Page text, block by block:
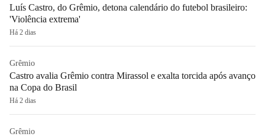
Luís Castro, do Grêmio, detona calendário do futebol brasileiro:
'Violência extrema'
Há 2 dias
Grêmio
Castro avalia Grêmio contra Mirassol e exalta torcida após avanço
na Copa do Brasil
Há 2 dias
Grêmio